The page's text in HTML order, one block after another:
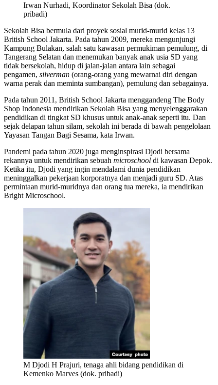
Irwan Nurhadi, Koordinator Sekolah Bisa (dok.
pribadi)
Sekolah Bisa bermula dari proyek sosial murid-murid kelas 13
British School Jakarta. Pada tahun 2009, mereka mengunjungi
Kampung Bulakan, salah satu kawasan permukiman pemulung, di
Tangerang Selatan dan menemukan banyak anak usia SD yang
tidak bersekolah, hidup di jalan-jalan antara lain sebagai
pengamen, silverman (orang-orang yang mewarnai diri dengan
warna perak dan meminta sumbangan), pemulung dan sebagainya.
Pada tahun 2011, British School Jakarta menggandeng The Body
Shop Indonesia mendirikan Sekolah Bisa yang menyelenggarakan
pendidikan di tingkat SD khusus untuk anak-anak seperti itu. Dan
sejak delapan tahun silam, sekolah ini berada di bawah pengelolaan
Yayasan Tangan Bagi Sesama, kata Irwan.
Pandemi pada tahun 2020 juga menginspirasi Djodi bersama
rekannya untuk mendirikan sebuah microschool di kawasan Depok.
Ketika itu, Djodi yang ingin mendalami dunia pendidikan
meninggalkan pekerjaan korporatnya dan menjadi guru SD. Atas
permintaan murid-muridnya dan orang tua mereka, ia mendirikan
Bright Microschool.
M Djodi H Prajuri, tenaga ahli bidang pendidikan di
Kemenko Marves (dok. pribadi)